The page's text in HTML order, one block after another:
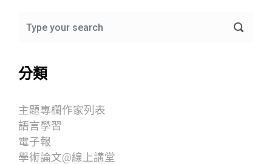
分類
主題專欄作家列表
語言學習
電子報
學術論文@線上講堂